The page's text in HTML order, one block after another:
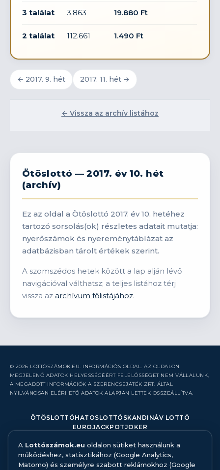
3 találat 3.863 19.880 Ft
2 találat 112.661 1.490 Ft
← 2017. 9. hét 2017. 11. hét →
← Vissza az archív listához
Ötöslottó — 2017. év 10. hét
(archív)
Ez az oldal a Ötöslottó 2017. év 10. hetéhez
tartozó sorsolás(ok) részletes adatait mutatja:
nyerőszámok és nyereménytáblázat az
adatbázisban tárolt értékek szerint.
A szomszédos hetek között a lap alján lévő
navigációval válthatsz; a teljes listához térj
vissza az archívum főlistájához.
© 2026 LOTTÓSZÁMOK.EU. INFORMÁCIÓS OLDAL. AZ OLDALON
MEGJELENŐ ADATOK HELYESSÉGÉÉRT FELELŐSSÉGET NEM VÁLLALUNK,
A MEGADOTT INFORMÁCIÓK A SZERENCSEJÁTÉK ZRT. ÁLTAL
NYILVÁNOSAN ELÉRHETŐ ADATOK ALAPJÁN LETTEK ÖSSZEÁLLÍTVA.
ÖTÖSLOTTÓHATOSLOTTÓ SKANDINÁV LOTTÓ
EUROJACKPOTJOKER
RÓLUNK
KAPCSOLAT
HIBABEJELENTÉS
A Lottószámok.eu oldalon sütiket használunk a
működéshez, statisztikához (Google Analytics,
Matomo) és személyre szabott reklámokhoz (Google